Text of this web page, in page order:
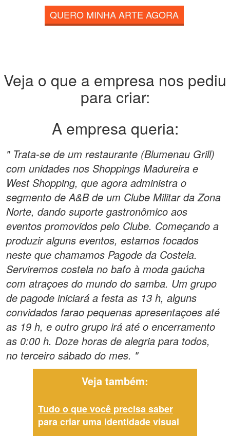
QUERO MINHA ARTE AGORA
Veja o que a empresa nos pediu
para criar:
A empresa queria:
" Trata-se de um restaurante (Blumenau Grill)
com unidades nos Shoppings Madureira e
West Shopping, que agora administra o
segmento de A&B de um Clube Militar da Zona
Norte, dando suporte gastronômico aos
eventos promovidos pelo Clube. Começando a
produzir alguns eventos, estamos focados
neste que chamamos Pagode da Costela.
Serviremos costela no bafo à moda gaúcha
com atraçoes do mundo do samba. Um grupo
de pagode iniciará a festa as 13 h, alguns
convidados farao pequenas apresentaçoes até
as 19 h, e outro grupo irá até o encerramento
as 0:00 h. Doze horas de alegria para todos,
no terceiro sábado do mes. "
Veja também:
Tudo o que você precisa saber
para criar uma identidade visual